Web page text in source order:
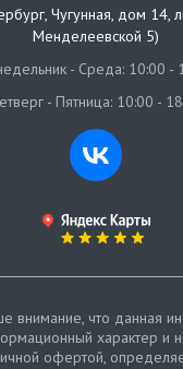
, Чугунная, дом 14,
Менделеевской 5)
- Среда: 10:00 -
- Пятница: 10:00 -
внимание, что данная
характер и
офертой,